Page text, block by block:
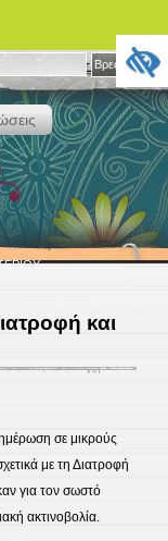
Βρες το »
και
σε μικρούς
με τη Διατροφή
για τον σωστό
ακτινοβολία.